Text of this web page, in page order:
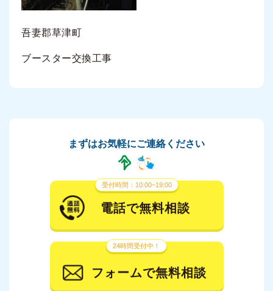
吾妻郡草津町
ブースター交換工事
まずはお気軽にご連絡ください
受付時間：10:00~19:00
電話で無料相談
24時間受付中！
フォームで無料相談